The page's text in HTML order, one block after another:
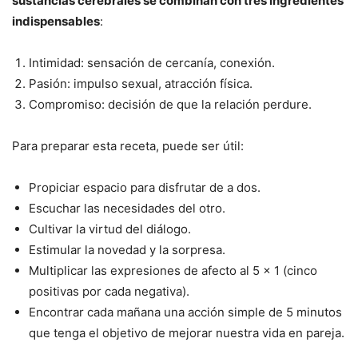
indispensables:
Intimidad: sensación de cercanía, conexión.
Pasión: impulso sexual, atracción física.
Compromiso: decisión de que la relación perdure.
Para preparar esta receta, puede ser útil:
Propiciar espacio para disfrutar de a dos.
Escuchar las necesidades del otro.
Cultivar la virtud del diálogo.
Estimular la novedad y la sorpresa.
Multiplicar las expresiones de afecto al 5 x 1 (cinco
positivas por cada negativa).
Encontrar cada mañana una acción simple de 5 minutos
que tenga el objetivo de mejorar nuestra vida en pareja.